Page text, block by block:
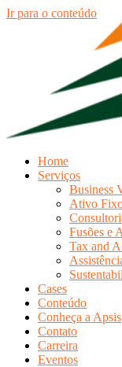
Ir para o conteúdo
Home
Serviços
Business
Ativo
Fusões e
Tax and
Cases
Conteúdo
Conheça a Apsis
Contato
Carreira
Eventos